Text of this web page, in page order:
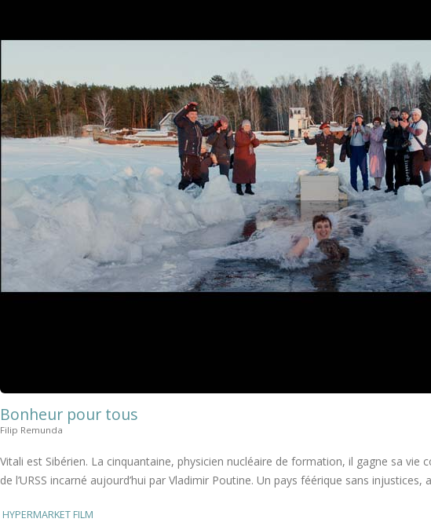
Bonheur pour tous
Filip Remunda
Vitali est Sibérien. La cinquantaine, physicien nucléaire de formation, il gagne sa
de l’URSS incarné aujourd’hui par Vladimir Poutine. Un pays féérique sans injustices,
HYPERMARKET FILM